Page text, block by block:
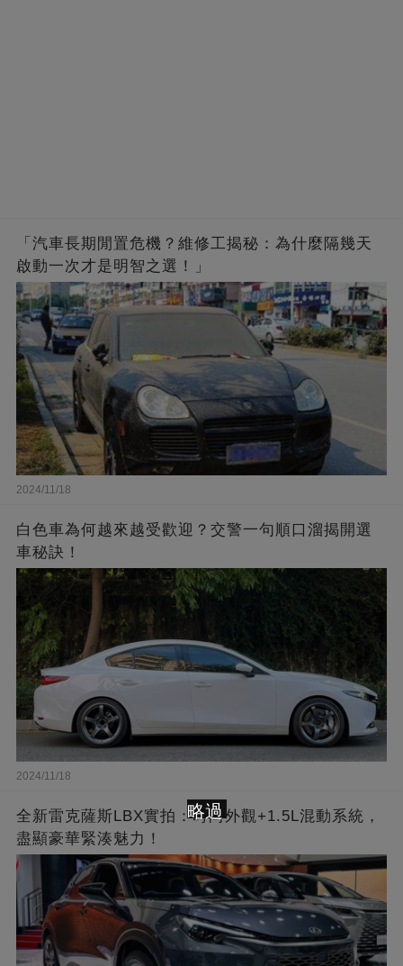
「汽車長期閒置危機？維修工揭秘：為什麼隔幾天
啟動一次才是明智之選！」
2024/11/18
白色車為何越來越受歡迎？交警一句順口溜揭開選
車秘訣！
2024/11/18
全新雷克薩斯LBX實拍：時尚外觀+1.5L混動系統，
盡顯豪華緊湊魅力！
略過